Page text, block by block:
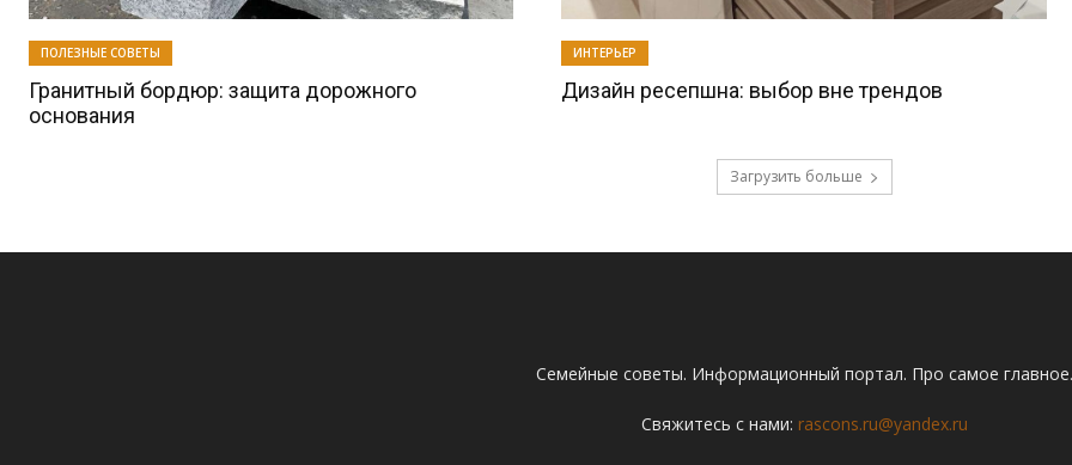
ПОЛЕЗНЫЕ СОВЕТЫ
Гранитный бордюр: защита дорожного
основания
ИНТЕРЬЕР
Дизайн ресепшна: выбор вне трендов
Загрузить больше
Семейные советы. Информационный портал. Про самое главное.
Свяжитесь с нами: rascons.ru@yandex.ru